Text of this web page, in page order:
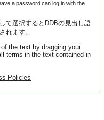
a password can log in with the
て選択するとDDBの見出し語
れます。
the text by dragging your
terms in the text contained in
Policies